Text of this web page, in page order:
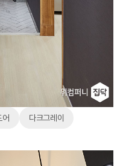
어 다크그레이